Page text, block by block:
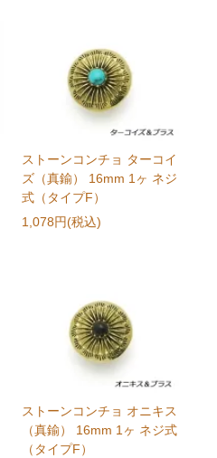
ストーンコンチョ ターコイ
ズ（真鍮） 16mm 1ヶ ネジ
式（タイプF）
1,078円(税込)
ストーンコンチョ オニキス
（真鍮） 16mm 1ヶ ネジ式
（タイプF）